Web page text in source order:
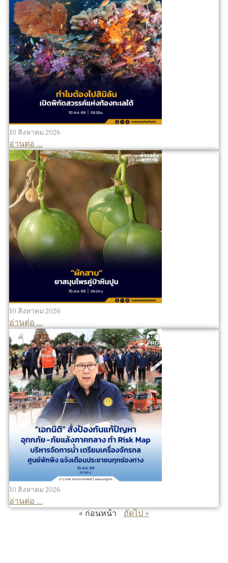
10 สิงหาคม 2026
อ่านต่อ ...
10 สิงหาคม 2026
อ่านต่อ ...
10 สิงหาคม 2026
อ่านต่อ ...
« ก่อนหน้า
ถัดไป »